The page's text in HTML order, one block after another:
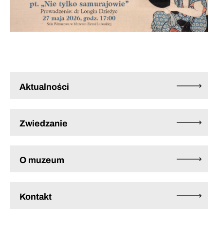
Aktualności
Zwiedzanie
O muzeum
Kontakt